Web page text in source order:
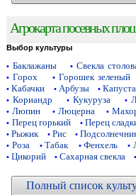
Агрокарта посевных
Выбор культуры
• Баклажаны • Свекла
• Горох • Горошек зеленый
• Кабачки • Арбузы • Капуста
• Кориандр • Кукуруза •
• Люпин • Люцерна •
• Перец горький • Перец
• Рыжик • Рис •
• Роза • Табак • Фенхель •
• Цикорий • Сахарная свекла •
Полный список